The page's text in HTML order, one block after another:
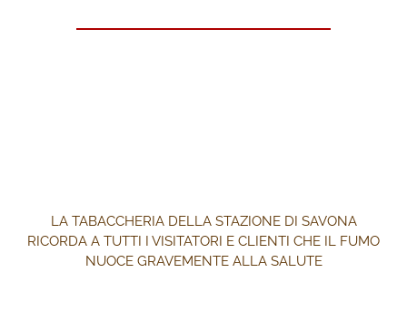
LA TABACCHERIA DELLA STAZIONE DI SAVONA
RICORDA A TUTTI I VISITATORI E CLIENTI CHE IL FUMO
NUOCE GRAVEMENTE ALLA SALUTE